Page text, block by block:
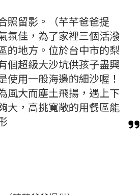
照留影。（芊芊爸爸提
氛佳，為了家裡三個活潑
的地方。位於台中市的梨
個超級大沙坑供孩子盡興
用一般海邊的細沙喔！
風大而塵土飛揚，遇上下
大，高挑寬敞的用餐區能